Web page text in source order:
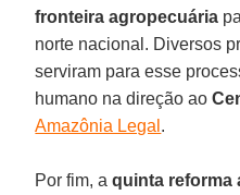
fronteira agropecuária
norte nacional. Diversos
serviram para esse
humano na direção ao
Amazônia Legal .
Por fim, aquinta reforma